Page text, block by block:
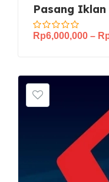
Pasang
Rp6,000,000 –